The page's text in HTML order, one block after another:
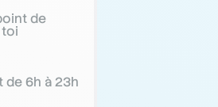
de
de 6h à 23h